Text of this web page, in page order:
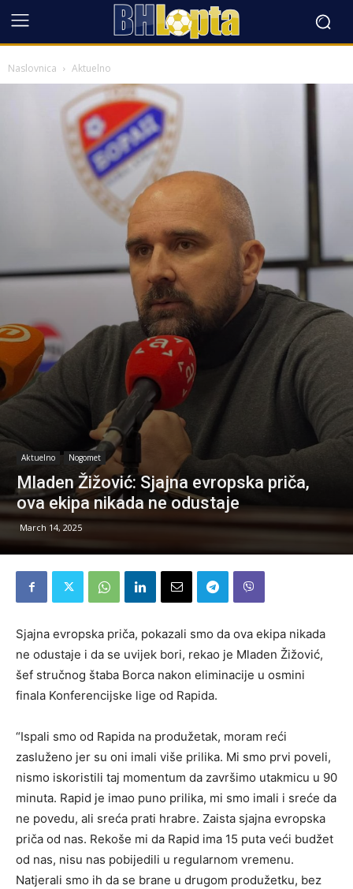
Naslovnica Aktuelno
Aktuelno Nogomet
Mladen Žižović: Sjajna evropska priča,
ova ekipa nikada ne odustaje
March 14, 2025
Sjajna evropska priča, pokazali smo da ova ekipa nikada
ne odustaje i da se uvijek bori, rekao je Mladen Žižović,
šef stručnog štaba Borca nakon eliminacije u osmini
finala Konferencijske lige od Rapida.
“Ispali smo od Rapida na produžetak, moram reći
zasluženo jer su oni imali više prilika. Mi smo prvi poveli,
nismo iskoristili taj momentum da završimo utakmicu u 90
minuta. Rapid je imao puno prilika, mi smo imali i sreće da
ne povedu, ali sreća prati hrabre. Zaista sjajna evropska
priča od nas. Rekoše mi da Rapid ima 15 puta veći budžet
od nas, nisu nas pobijedili u regularnom vremenu.
Natjerali smo ih da se brane u drugom produžetku, bez